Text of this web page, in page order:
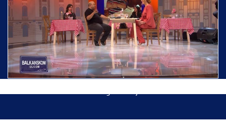
Ispraćaj Pojasa Presvete Bogorodice danas iz
Hrama Svetog Save